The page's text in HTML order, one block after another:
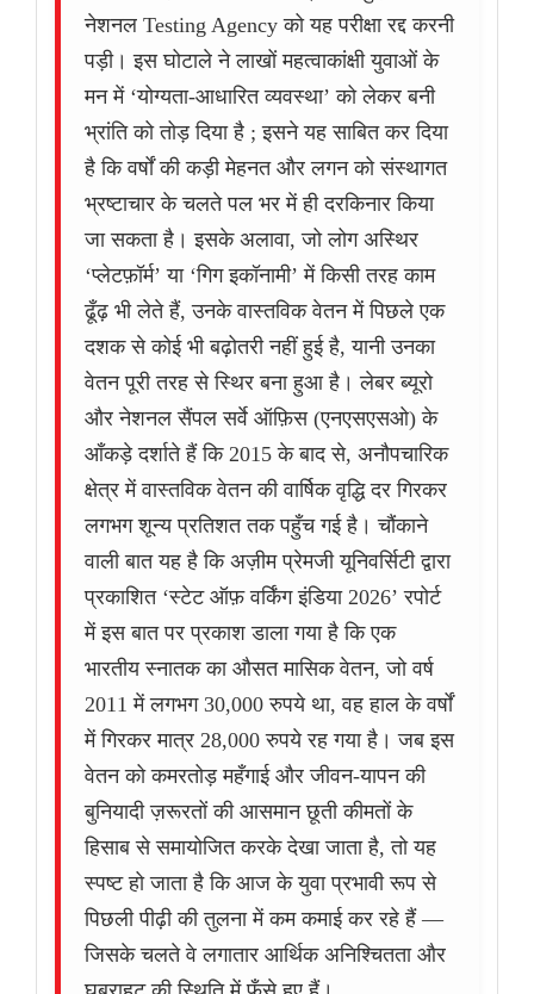
नेशनल Testing Agency को यह परीक्षा रद्द करनी
पड़ी। इस घोटाले ने लाखों महत्वाकांक्षी युवाओं के
मन में ‘योग्यता-आधारित व्यवस्था’ को लेकर बनी
भ्रांति को तोड़ दिया है ; इसने यह साबित कर दिया
है कि वर्षों की कड़ी मेहनत और लगन को संस्थागत
भ्रष्टाचार के चलते पल भर में ही दरकिनार किया
जा सकता है। इसके अलावा, जो लोग अस्थिर
‘प्लेटफ़ॉर्म’ या ‘गिग इकॉनामी’ में किसी तरह काम
ढूँढ़ भी लेते हैं, उनके वास्तविक वेतन में पिछले एक
दशक से कोई भी बढ़ोतरी नहीं हुई है, यानी उनका
वेतन पूरी तरह से स्थिर बना हुआ है। लेबर ब्यूरो
और नेशनल सैंपल सर्वे ऑफ़िस (एनएसएसओ) के
आँकड़े दर्शाते हैं कि 2015 के बाद से, अनौपचारिक
क्षेत्र में वास्तविक वेतन की वार्षिक वृद्धि दर गिरकर
लगभग शून्य प्रतिशत तक पहुँच गई है। चौंकाने
वाली बात यह है कि अज़ीम प्रेमजी यूनिवर्सिटी द्वारा
प्रकाशित ‘स्टेट ऑफ़ वर्किंग इंडिया 2026’ रपोर्ट
में इस बात पर प्रकाश डाला गया है कि एक
भारतीय स्नातक का औसत मासिक वेतन, जो वर्ष
2011 में लगभग 30,000 रुपये था, वह हाल के वर्षों
में गिरकर मात्र 28,000 रुपये रह गया है। जब इस
वेतन को कमरतोड़ महँगाई और जीवन-यापन की
बुनियादी ज़रूरतों की आसमान छूती कीमतों के
हिसाब से समायोजित करके देखा जाता है, तो यह
स्पष्ट हो जाता है कि आज के युवा प्रभावी रूप से
पिछली पीढ़ी की तुलना में कम कमाई कर रहे हैं —
जिसके चलते वे लगातार आर्थिक अनिश्चितता और